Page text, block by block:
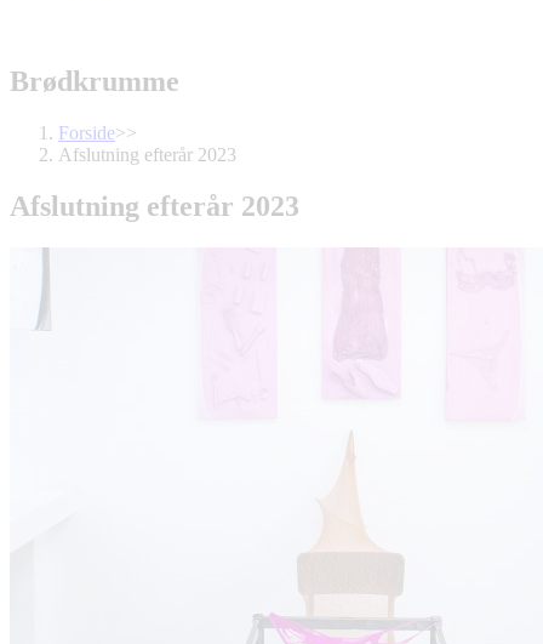
Brødkrumme
Forside>>
Afslutning efterår 2023
Afslutning efterår 2023